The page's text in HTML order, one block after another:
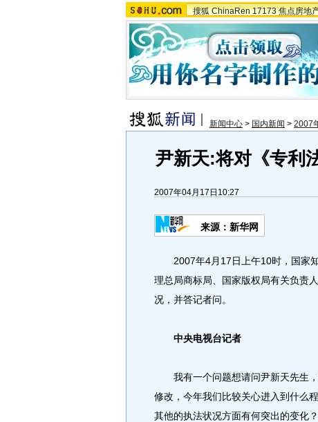
搜狐 ChinaRen 17173 焦点房地
新闻中心 > 国内新闻 > 2007
尹新天:将对《专利
2007年04月17日10:27
来源：新华网
2007年4月17日上午10时，国家知
理总局商标局、国家版权局有关负责
况，并答记者问。
中央电视台记者
我有一个问题想请问尹新天先生，
修改，今年我们比较关心进入到什么
其他的执法状况方面有何突出的变化？